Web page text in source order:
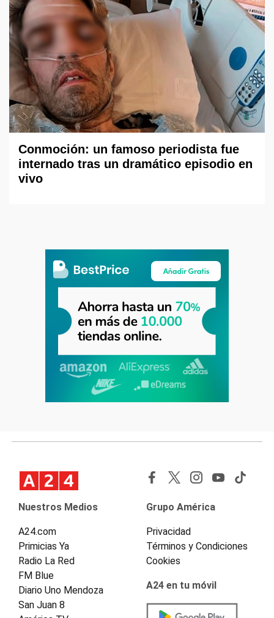
Conmoción: un famoso periodista fue
internado tras un dramático episodio en
vivo
Nuestros Medios
A24.com
Primicias Ya
Radio La Red
FM Blue
Diario Uno Mendoza
San Juan 8
Grupo América
Privacidad
Términos y Condiciones
Cookies
A24 en tu móvil